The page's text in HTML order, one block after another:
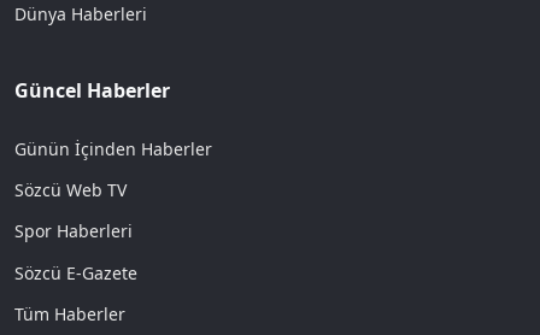
Dünya Haberleri
Güncel Haberler
Günün İçinden Haberler
Sözcü Web TV
Spor Haberleri
Sözcü E-Gazete
Tüm Haberler